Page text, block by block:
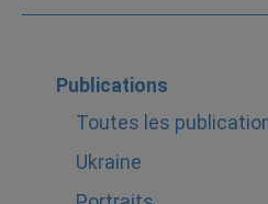
Publications
Toutes les
Ukraine